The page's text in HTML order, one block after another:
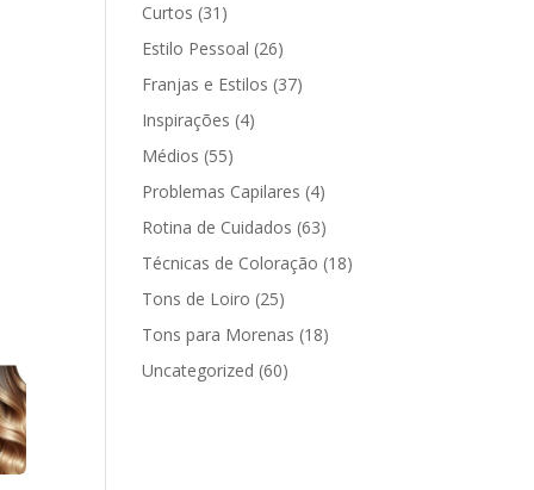
Curtos (31)
Estilo Pessoal (26)
Franjas e Estilos (37)
Inspirações (4)
Médios (55)
Problemas Capilares (4)
Rotina de Cuidados (63)
Técnicas de Coloração (18)
Tons de Loiro (25)
Tons para Morenas (18)
Uncategorized (60)